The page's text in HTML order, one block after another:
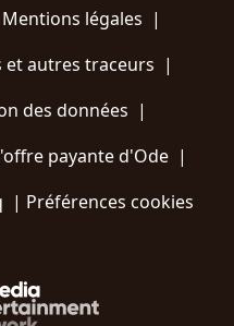
Mentions légales |
et autres traceurs |
des données |
payante d'Ode |
| Préférences cookies